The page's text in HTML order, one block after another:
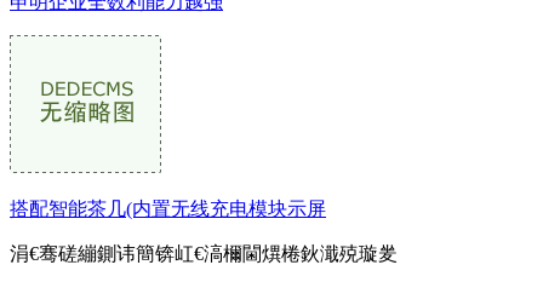
搭配智能茶几(内置无线充电模块示屏
涓€骞磋繃鍘讳簡锛屸€滈檷閫熼棬鈥濈殑璇夎